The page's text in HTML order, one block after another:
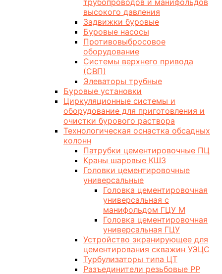
трубопроводов и манифольдов
высокого давления
Задвижки буровые
Буровые насосы
Противовыбросовое
оборудование
Системы верхнего привода
(СВП)
Элеваторы трубные
Буровые установки
Циркуляционные системы и
оборудование для приготовления и
очистки бурового раствора
Технологическая оснастка обсадных
колонн
Патрубки цементировочные ПЦ
Краны шаровые КШЗ
Головки цементировочные
универсальные
Головка цементировочная
универсальная с
манифольдом ГЦУ М
Головка цементировочная
универсальная ГЦУ
Устройство экранирующее для
цементирования скважин УЭЦС
Турбулизаторы типа ЦТ
Разъединители резьбовые РР